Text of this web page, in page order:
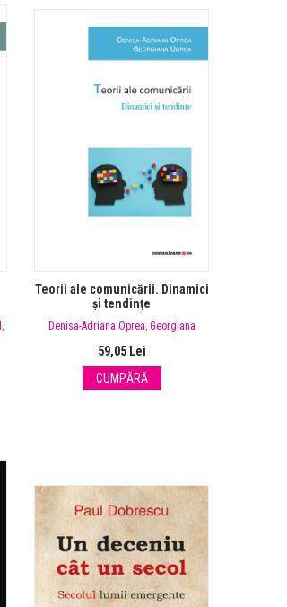
,
Teorii ale comunicării. Dinamici
și tendințe
Denisa-Adriana Oprea, Georgiana
59,05 Lei
CUMPĂRĂ